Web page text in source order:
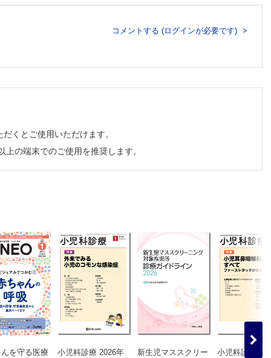
コメントする (ログインが必要です)
くとご使用いただけます。
の端末でのご使用を推奨します。
を守る医療
小児科診療 2026年
新生児マススクリー
小児科診療